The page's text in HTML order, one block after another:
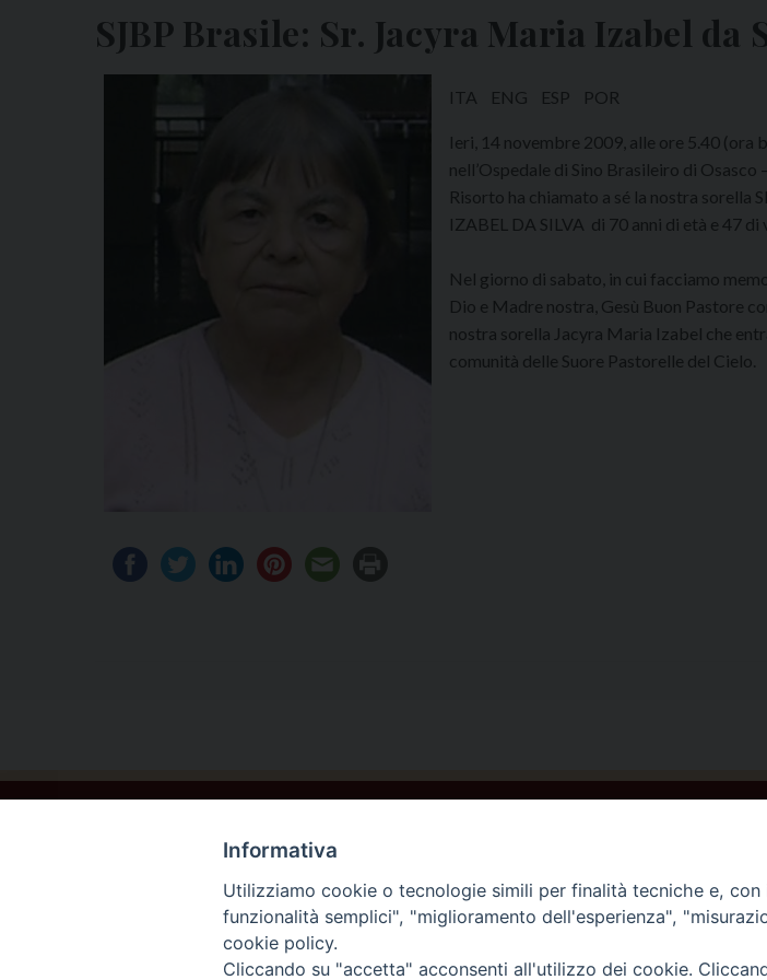
SJBP Brasile: Sr. Jacyra Maria Izabel da
ITA ENG ESP POR
Ieri, 14 novembre 2009, alle ore 5.40 (ora
nell’Ospedale di Sino Brasileiro di Osasco
Risorto ha chiamato a sé la nostra sorella
IZABEL DA SILVA di 70 anni di età e 47 di
Nel giorno di sabato, in cui facciamo
Dio e Madre nostra, Gesù Buon Pastore
nostra sorella Jacyra Maria Izabel che
comunità delle Suore Pastorelle del Cielo.
Beato Giacomo Alberione e la famiglia Paolina ©2020
Testimoni Paolini
Corso sul carisma
Informativa
Utilizziamo cookie o tecnologie simili per finalità tecniche e,
funzionalità semplici", "miglioramento dell'esperienza",
cookie policy.
Cliccando su "accetta" acconsenti all'utilizzo dei cookie.